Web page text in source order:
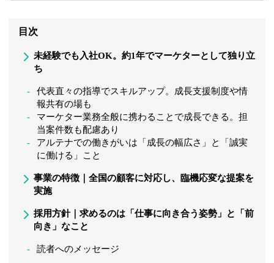
目次
未経験でも入社OK。約1年でマーケターとして独り立
ち
代表直々の指導でスキルアップ。成長支援制度や情
報共有の場も
マーケター業務全般に携わることで成長できる。担
当案件数も配慮あり
アルテナでの働きがいは「成長の幅広さ」と「誠実
に働ける」こと
事業の特徴｜全国の顧客に対応し、臨機応変な提案を
実施
採用方針｜求めるのは「仕事に向き合う姿勢」と「前
向き」なこと
読者へのメッセージ